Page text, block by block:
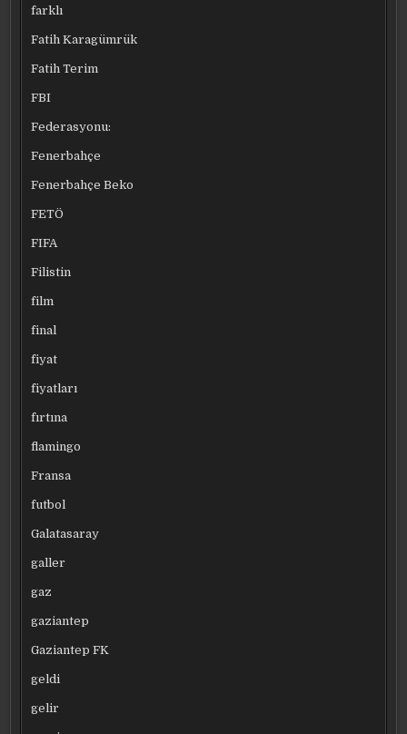
farklı
Fatih Karagümrük
Fatih Terim
FBI
Federasyonu:
Fenerbahçe
Fenerbahçe Beko
FETÖ
FIFA
Filistin
film
final
fiyat
fiyatları
fırtına
flamingo
Fransa
futbol
Galatasaray
galler
gaz
gaziantep
Gaziantep FK
geldi
gelir